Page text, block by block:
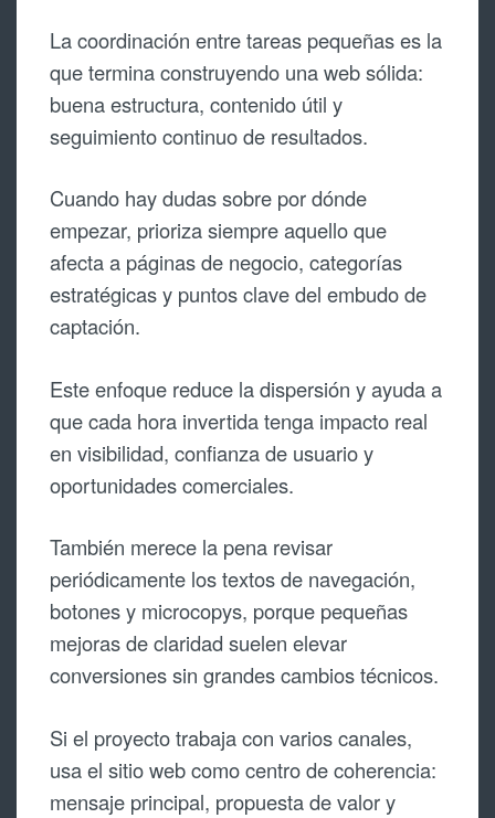
La coordinación entre tareas pequeñas es la
que termina construyendo una web sólida:
buena estructura, contenido útil y
seguimiento continuo de resultados.
Cuando hay dudas sobre por dónde
empezar, prioriza siempre aquello que
afecta a páginas de negocio, categorías
estratégicas y puntos clave del embudo de
captación.
Este enfoque reduce la dispersión y ayuda a
que cada hora invertida tenga impacto real
en visibilidad, confianza de usuario y
oportunidades comerciales.
También merece la pena revisar
periódicamente los textos de navegación,
botones y microcopys, porque pequeñas
mejoras de claridad suelen elevar
conversiones sin grandes cambios técnicos.
Si el proyecto trabaja con varios canales,
usa el sitio web como centro de coherencia:
mensaje principal, propuesta de valor y